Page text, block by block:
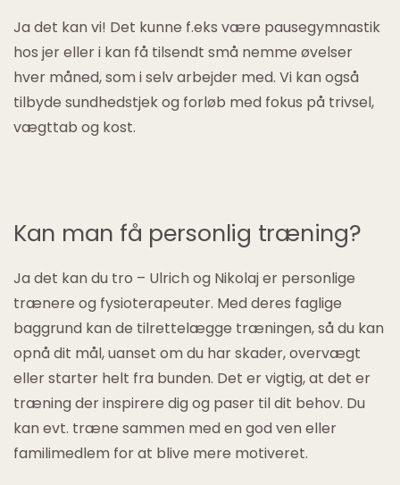
Ja det kan vi! Det kunne f.eks være pausegymnastik
hos jer eller i kan få tilsendt små nemme øvelser
hver måned, som i selv arbejder med. Vi kan også
tilbyde sundhedstjek og forløb med fokus på trivsel,
vægttab og kost.
Kan man få personlig træning?
Ja det kan du tro – Ulrich og Nikolaj er personlige
trænere og fysioterapeuter. Med deres faglige
baggrund kan de tilrettelægge træningen, så du kan
opnå dit mål, uanset om du har skader, overvægt
eller starter helt fra bunden. Det er vigtig, at det er
træning der inspirere dig og paser til dit behov. Du
kan evt. træne sammen med en god ven eller
familimedlem for at blive mere motiveret.